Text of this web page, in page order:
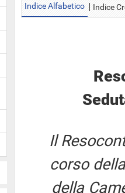
Indice Alfabetico Indice
Il
corso
della